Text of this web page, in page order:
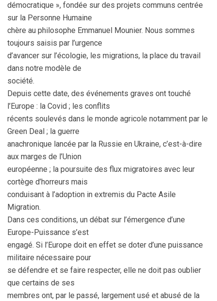
démocratique », fondée sur des projets communs centrée
sur la Personne Humaine
chère au philosophe Emmanuel Mounier. Nous sommes
toujours saisis par l’urgence
d’avancer sur l’écologie, les migrations, la place du travail
dans notre modèle de
société.
Depuis cette date, des événements graves ont touché
l’Europe : la Covid ; les conflits
récents soulevés dans le monde agricole notamment par le
Green Deal ; la guerre
anachronique lancée par la Russie en Ukraine, c’est-à-dire
aux marges de l’Union
européenne ; la poursuite des flux migratoires avec leur
cortège d’horreurs mais
conduisant à l’adoption in extremis du Pacte Asile
Migration.
Dans ces conditions, un débat sur l’émergence d’une
Europe-Puissance s’est
engagé. Si l’Europe doit en effet se doter d’une puissance
militaire nécessaire pour
se défendre et se faire respecter, elle ne doit pas oublier
que certains de ses
membres ont, par le passé, largement usé et abusé de la